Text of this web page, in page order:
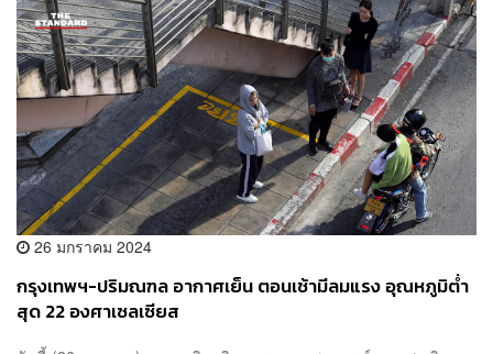
26 มกราคม 2024
กรุงเทพฯ-ปริมณฑล อากาศเย็น ตอนเช้ามีลมแรง อุณหภูมิต่ำ
สุด 22 องศาเซลเซียส